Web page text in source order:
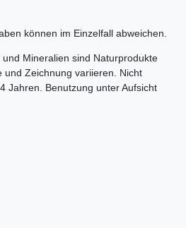
können im Einzelfall abweichen.
Mineralien sind Naturprodukte
und Zeichnung variieren. Nicht
Jahren. Benutzung unter Aufsicht